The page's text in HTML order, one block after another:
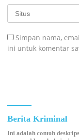
Simpan nama,
ini untuk komentar
Berita Kriminal
Ini adalah contoh